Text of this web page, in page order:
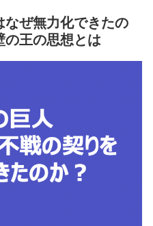
なぜ無力化できたの
の王の思想とは